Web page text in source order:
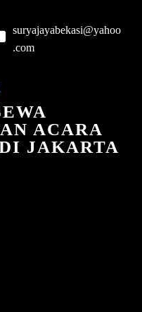
suryajayabekasi@yahoo
.com
ACARA
JAKARTA